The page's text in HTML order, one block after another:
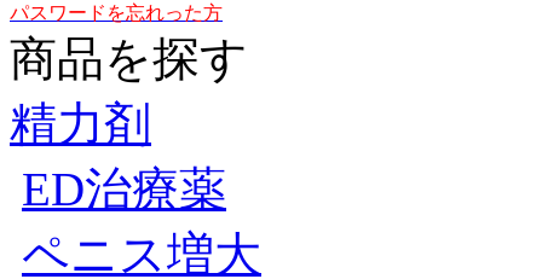
パスワードを忘れった方
商品を探す
精力剤
ED治療薬
ペニス増大